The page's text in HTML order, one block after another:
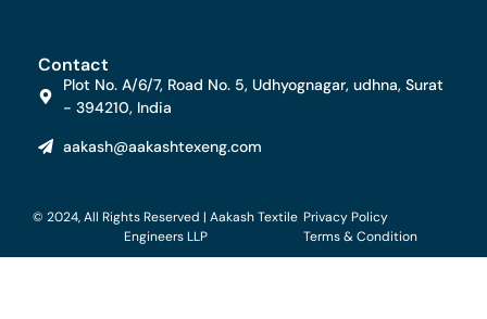
Contact
Plot No. A/6/7, Road No. 5, Udhyognagar, udhna, Surat
- 394210, India
aakash@aakashtexeng.com
© 2024, All Rights Reserved | Aakash Textile
Engineers LLP
Privacy Policy
Terms & Condition